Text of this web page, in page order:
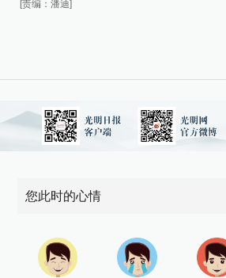
[责编：潘迪]
您此时的心情